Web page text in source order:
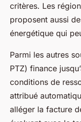
critères. Les
proposent aussi
énergétique qui
Parmi les autres
PTZ) finance
conditions de
attribué
alléger la facture